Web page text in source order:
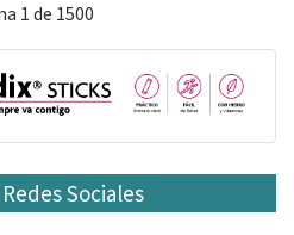
1 de 1500
Sociales